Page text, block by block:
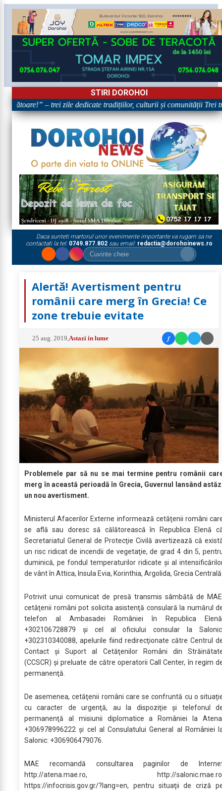
STIRI DOROHOI
– trei zile dedicate tradițiilor, culturii și comunității Trei
Daca sunteti martorul unor evenimente importante va rugam sa ne
contactati la tel: 0749.877.802sau email: redactia@dorohoinews.ro
Alertă! Avertisment pentru
românii care merg în Grecia! Ce
zone trebuie evitate
25 aug. 2019 Astazi in lume f
Problemele par să nu se mai termine pentru românii
merg în această perioadă în Grecia, Guvernul lansând
un nou avertisment.
Ministerul Afacerilor Externe informează cetăţenii români
se află sau doresc să călătorească în Republica Elenă
Secretariatul General de Protecţie Civilă avertizează că
un risc ridicat de incendii de vegetaţie, de grad 4 din 5,
duminică, pe fondul temperaturilor ridicate şi al
de vânt în Attica, Insula Evia, Korinthia, Argolida, Grecia
Potrivit unui comunicat de presă transmis sâmbătă de
cetăţenii români pot solicita asistenţă consulară la numărul
telefon al Ambasadei României în Republica
+302106728879 şi cel al oficiului consular la
+302310340088, apelurile fiind redirecţionate către Centrul
Contact şi Suport al Cetăţenilor Români din
(CCSCR) şi preluate de către operatorii Call Center, în regim
permanenţă.
De asemenea, cetăţenii români care se confruntă cu o
cu caracter de urgenţă, au la dispoziţie şi telefonul
permanenţă al misiunii diplomatice a României la
+306978996222 şi cel al Consulatului General al României
Salonic: +306906479076.
MAE recomandă consultarea paginilor de
http://atena.mae.ro, http://
https://infocrisis.gov.gr/?lang=en, pentru situaţii de criză